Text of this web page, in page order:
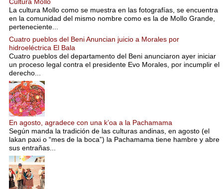
Cultura Mollo
La cultura Mollo como se muestra en las fotografías, se encuentra
en la comunidad del mismo nombre como es la de Mollo Grande,
perteneciente...
Cuatro pueblos del Beni Anuncian juicio a Morales por
hidroeléctrica El Bala
Cuatro pueblos del departamento del Beni anunciaron ayer iniciar
un proceso legal contra el presidente Evo Morales, por incumplir el
derecho...
En agosto, agradece con una k’oa a la Pachamama
Según manda la tradición de las culturas andinas, en agosto (el
lakan paxi o “mes de la boca”) la Pachamama tiene hambre y abre
sus entrañas...